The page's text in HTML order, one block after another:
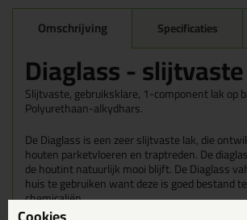
Omschrijving Specificaties
Diaglass -
Slijtvaste, gebruiksklare, 1-component lak op
Polyurethaan-alkydhars.
De Diaglass is een zeer slijtvaste lak, die
houten parketvloeren en traptreden. De
de houtint natuurlijk mooi blijft. De Diaglass
huis te gebruiken want deze is goed bestand
chemicaliën.